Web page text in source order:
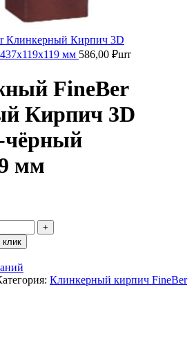
Клинкерный Кирпич 3D
мм 586,00 ₽шт
FineBer
Кирпич 3D
чёрный
мм
клик
Клинкерный кирпич FineBer